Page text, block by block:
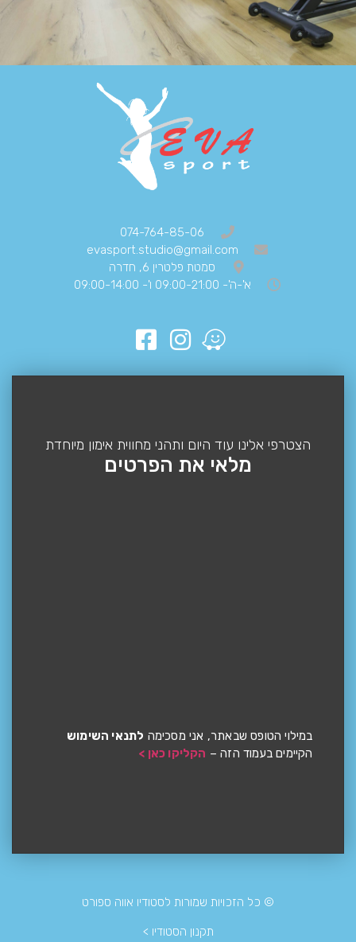
074-764-85-06
evasport.studio@gmail.com
סמטת פלטרין 6, חדרה
א'-ה'- 09:00-21:00 ו'- 09:00-14:00
הצטרפי אלינו עוד היום ותהני מחווית אימון מיוחדת
מלאי את הפרטים
במילוי הטופס שבאתר, אני מסכימה לתנאי השימוש
הקיימים בעמוד הזה – הקליקו כאן >
© כל הזכויות שמורות לסטודיו אווה ספורט
תקנון הסטודיו >